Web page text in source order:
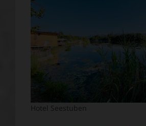
Hotel Seestuben